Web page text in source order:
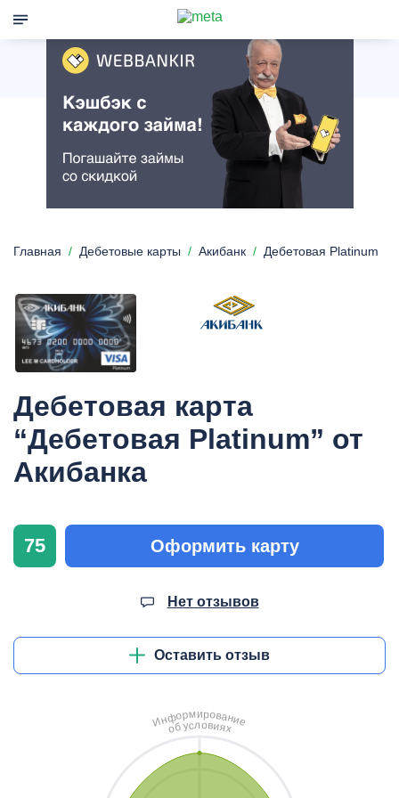
Главная Дебетовые карты Акибанк Дебетовая Platinum
Дебетовая карта
“Дебетовая Platinum” от
Акибанка
75 Оформить карту
Нет отзывов
Оставить отзыв
Информирование
обусловиях